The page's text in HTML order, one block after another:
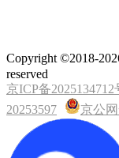
Copyright ©2018-
reserved
京ICP备2025134712
20253597
京公网